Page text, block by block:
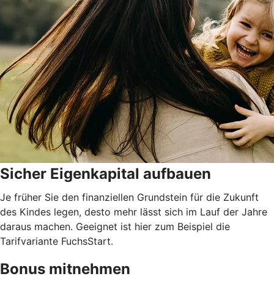
Sicher Eigenkapital aufbauen
Je früher Sie den finanziellen Grundstein für die Zukunft
des Kindes legen, desto mehr lässt sich im Lauf der Jahre
daraus machen. Geeignet ist hier zum Beispiel die
Tarifvariante FuchsStart.
Bonus mitnehmen